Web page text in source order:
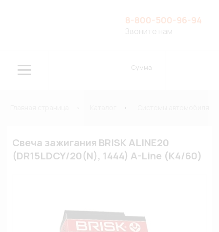
8-800-500-96-94
Звоните нам
Сумма
Свеча зажигания BRISK ALINE20
(DR15LDCY/20(N), 1444) A-Line (К4/60)